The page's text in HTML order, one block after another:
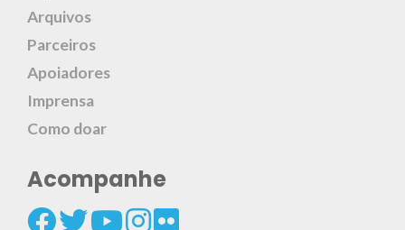
Arquivos
Parceiros
Apoiadores
Imprensa
Como doar
Acompanhe